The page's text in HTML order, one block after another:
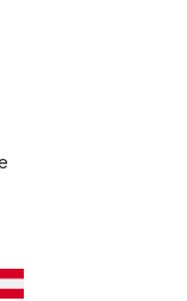
присущими
–
и
«Экстра» с
пера, которое
изделию
до 30°С в
просушивание в
виде, с
пуховой массы